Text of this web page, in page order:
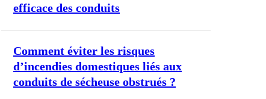
efficace des conduits
Comment éviter les risques
d’incendies domestiques liés aux
conduits de sécheuse obstrués ?